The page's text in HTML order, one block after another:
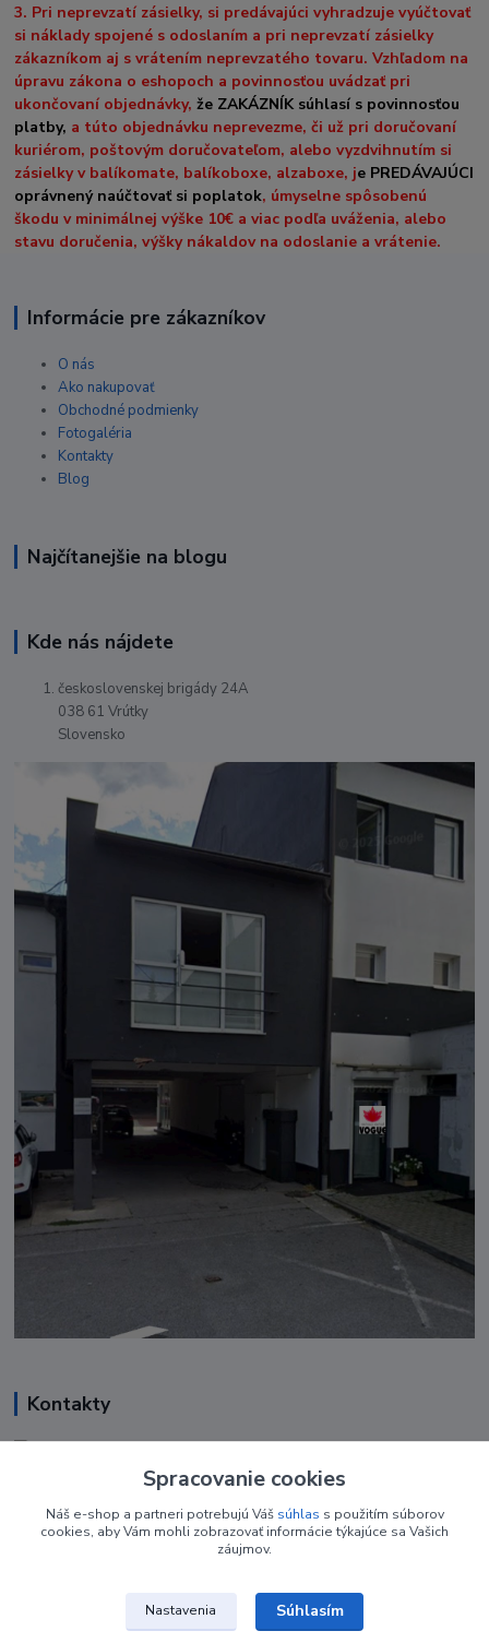
3. Pri neprevzatí zásielky, si predávajúci vyhradzuje vyúčtovať
si náklady spojené s odoslaním a pri neprevzatí zásielky
zákazníkom aj s vrátením neprevzatého tovaru. Vzhľadom na
úpravu zákona o eshopoch a povinnosťou uvádzať pri
ukončovaní objednávky,že ZAKÁZNÍK súhlasí s povinnosťou
platby, a túto objednávku neprevezme, či už pri doručovaní
kuriérom, poštovým doručovateľom, alebo vyzdvihnutím si
zásielky v balíkomate, balíkoboxe, alzaboxe, je PREDÁVAJÚCI
oprávnený naúčtovať si poplatok, úmyselne spôsobenú
škodu v minimálnej výške 10€ a viac podľa uváženia, alebo
stavu doručenia, výšky nákaldov na odoslanie a vrátenie.
Informácie pre zákazníkov
O nás
Ako nakupovať
Obchodné podmienky
Fotogaléria
Kontakty
Blog
Najčítanejšie na blogu
Kde nás nájdete
československej brigády 24A
038 61 Vrútky
Slovensko
Kontakty
+421 948 050 205
nechtovyobchodik@gmail.com
Spracovanie cookies
Náš e-shop a partneri potrebujú Váš súhlas s použitím súborov
cookies, aby Vám mohli zobrazovať informácie týkajúce sa Vašich
záujmov.
Nastavenia Súhlasím